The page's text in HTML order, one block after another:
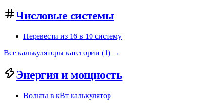
Числовые системы
Перевести из 16 в 10 систему
Все калькуляторы категории (1) →
Энергия и мощность
Вольты в кВт калькулятор